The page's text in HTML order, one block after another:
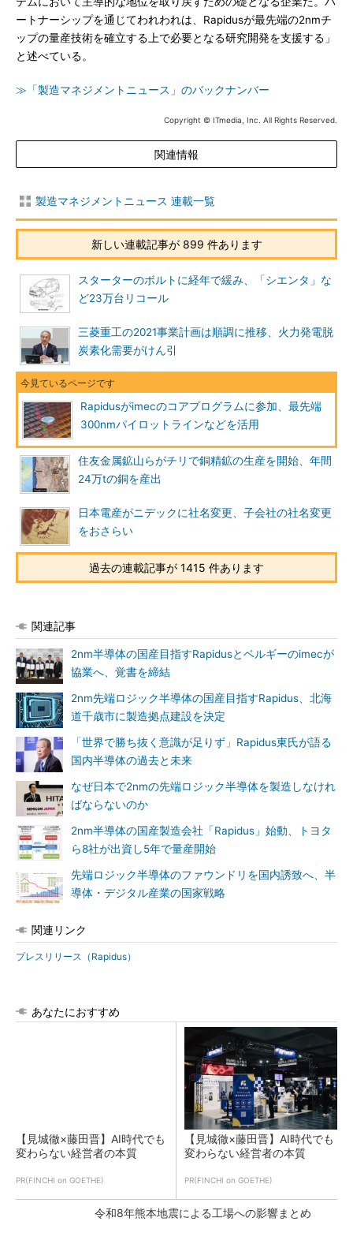
ートナーシップを通じてわれわれは、Rapidusが最先端の2nmチ
ップの量産技術を確立する上で必要となる研究開発を支援する」
と述べている。
≫「製造マネジメントニュース」のバックナンバー
Copyright © ITmedia, Inc. All Rights Reserved.
関連情報
製造マネジメントニュース 連載一覧
新しい連載記事が 899 件あります
スターターのボルトに経年で緩み、「シエンタ」な
ど23万台リコール
三菱重工の2021事業計画は順調に推移、火力発電脱
炭素化需要がけん引
Rapidusがimecのコアプログラムに参加、最先端
300nmパイロットラインなどを活用
住友金属鉱山らがチリで銅精鉱の生産を開始、年間
24万tの銅を産出
日本電産がニデックに社名変更、子会社の社名変更
をおさらい
過去の連載記事が 1415 件あります
関連記事
2nm半導体の国産目指すRapidusとベルギーのimecが
協業へ、覚書を締結
2nm先端ロジック半導体の国産目指すRapidus、北海
道千歳市に製造拠点建設を決定
「世界で勝ち抜く意識が足りず」Rapidus東氏が語る
国内半導体の過去と未来
なぜ日本で2nmの先端ロジック半導体を製造しなけれ
ばならないのか
2nm半導体の国産製造会社「Rapidus」始動、トヨタ
ら8社が出資し5年で量産開始
先端ロジック半導体のファウンドリを国内誘致へ、半
導体・デジタル産業の国家戦略
関連リンク
プレスリリース（Rapidus）
あなたにおすすめ
【見城徹×藤田晋】AI時代でも
変わらない経営者の本質
PR(FINCHI on GOETHE)
【見城徹×藤田晋】AI時代でも
変わらない経営者の本質
PR(FINCHI on GOETHE)
令和8年熊本地震による工場への影響まとめ